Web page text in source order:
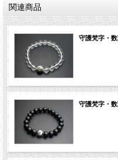
鳥時代に仏教伝来と共に伝わっ
直径9mmの銀珠に守護梵字を2
ので深い彫りとなっております
水晶は負のパワーを吸収し、
り、パワーストーンとしても大
→水晶について
ブレスコードには耐久性に優
その他の天然石を使用したタイ
→ 守護梵字・数珠ブレス
【材質・サイズ】
銀珠：シルバー925 直径9mm
関連商品
守護梵字・
守護梵字・